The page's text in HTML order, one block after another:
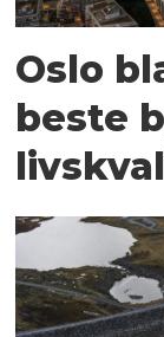
Oslo
beste